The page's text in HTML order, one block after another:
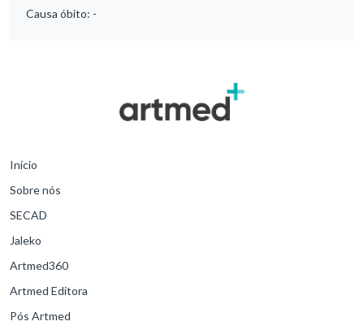
Causa óbito: -
Início
Sobre nós
SECAD
Jaleko
Artmed360
Artmed Editora
Pós Artmed